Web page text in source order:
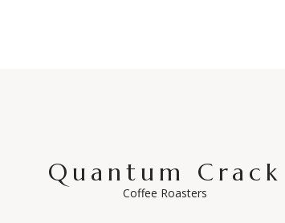
Quantum Crack
Coffee Roasters